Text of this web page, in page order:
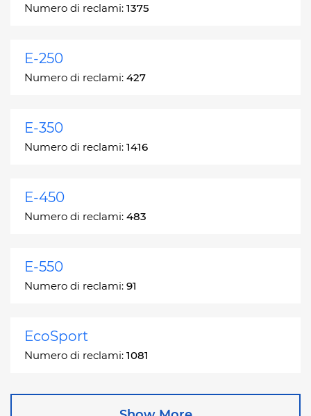
Numero di reclami: 1375
E-250
Numero di reclami: 427
E-350
Numero di reclami: 1416
E-450
Numero di reclami: 483
E-550
Numero di reclami: 91
EcoSport
Numero di reclami: 1081